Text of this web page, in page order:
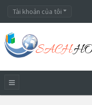
Tài khoản của tôi